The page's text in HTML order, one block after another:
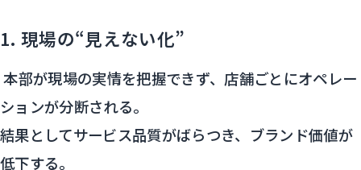
1. 現場の“見えない化”
本部が現場の実情を把握できず、店舗ごとにオペレー
ションが分断される。
結果としてサービス品質がばらつき、ブランド価値が
低下する。